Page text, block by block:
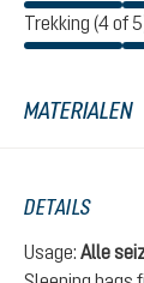
Trekking (4 of
MATERIALEN
DETAILS
Usage: Alle